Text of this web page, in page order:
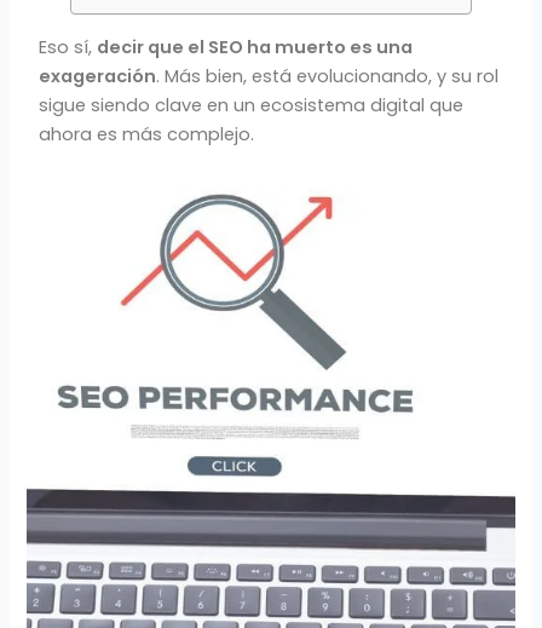
Eso sí, decir que el SEO ha muerto es una
exageración. Más bien, está evolucionando, y su rol
sigue siendo clave en un ecosistema digital que
ahora es más complejo.